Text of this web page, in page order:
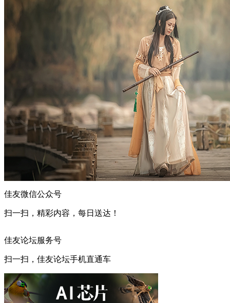
佳友微信公众号
扫一扫，精彩内容，每日送达！
佳友论坛服务号
扫一扫，佳友论坛手机直通车